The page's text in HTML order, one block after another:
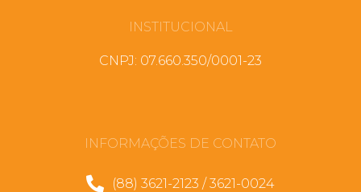
INSTITUCIONAL
CNPJ: 07.660.350/0001-23
INFORMAÇÕES DE CONTATO
(88) 3621-2123 / 3621-0024